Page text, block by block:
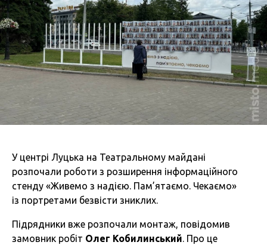
У центрі Луцька на Театральному майдані
розпочали роботи з розширення інформаційного
стенду «Живемо з надією. Пам’ятаємо. Чекаємо»
із портретами безвісти зниклих.
Підрядники вже розпочали монтаж, повідомив
замовник робіт Олег Кобилинський. Про це